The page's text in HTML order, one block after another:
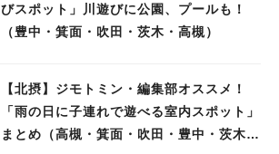
びスポット」川遊びに公園、プールも！
（豊中・箕面・吹田・茨木・高槻）
【北摂】ジモトミン・編集部オススメ！
「雨の日に子連れで遊べる室内スポット」
まとめ（高槻・箕面・吹田・豊中・茨木・